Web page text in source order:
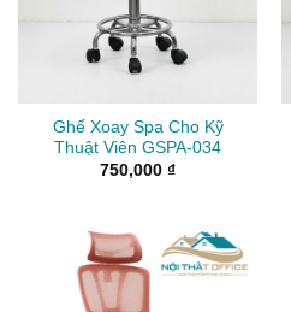
Ghế Xoay Spa Cho Kỹ
Thuật Viên GSPA-034
750,000 ₫